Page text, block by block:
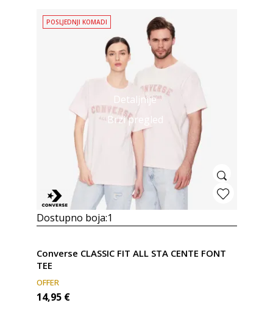
Detaljnije
Brzi pregled
POSLJEDNJI KOMADI
Dostupno boja:1
Converse CLASSIC FIT ALL STA CENTE FONT
TEE
OFFER
14,95 €